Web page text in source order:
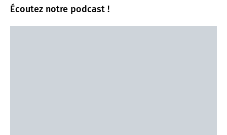
Écoutez notre podcast !